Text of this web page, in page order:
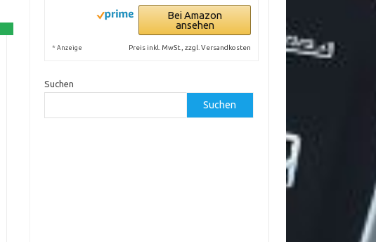
Bei Amazon
ansehen
* Anzeige Preis inkl. MwSt., zzgl. Versandkosten
Suchen
Suchen